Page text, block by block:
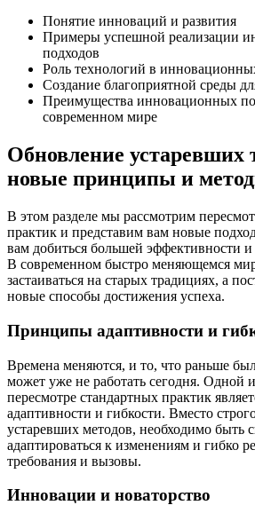
Понятие инноваций и развития
Примеры успешной реализации
подходов
Роль технологий в
Создание благоприятной среды
Преимущества инновационных
современном мире
Обновление устаревших
новые принципы и
В этом разделе мы рассмотрим
практик и представим вам новые
вам добиться большей эффективности и
В современном быстро меняющемся
застаиваться на старых традициях, а
новые способы достижения успеха.
Принципы адаптивности и
Времена меняются, и то, что раньше
может уже не работать сегодня. Одной
пересмотре стандартных практик
адаптивности и гибкости. Вместо
устаревших методов, необходимо быть
адаптироваться к изменениям и гибко
требования и вызовы.
Инновации и новаторство